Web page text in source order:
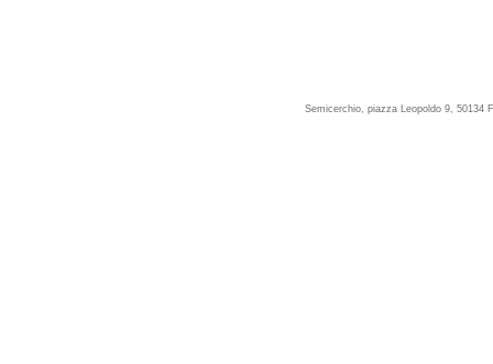
Semicerchio, piazza Leopoldo 9, 50134